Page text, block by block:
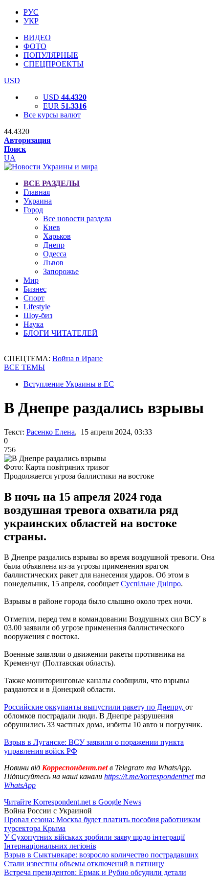
РУС
УКР
ВИДЕО
ФОТО
ПОПУЛЯРНЫЕ
СПЕЦПРОЕКТЫ
USD
USD 44.4320
EUR 51.3316
Все курсы валют
44.4320
Авторизация
Поиск
UA
ВСЕ РАЗДЕЛЫ
Главная
Украина
Город
Все новости раздела
Киев
Харьков
Днепр
Одесса
Львов
Запорожье
Мир
Бизнес
Спорт
Lifestyle
Шоу-биз
Наука
БЛОГИ ЧИТАТЕЛЕЙ
СПЕЦТЕМА: Война в Иране
ВСЕ ТЕМЫ
Вступление Украины в ЕС
В Днепре раздались взрывы
Текст: Расенко Елена, 15 апреля 2024, 03:33
0
756
Фото: Карта повітряних тривог
Продолжается угроза баллистики на востоке
В ночь на 15 апреля 2024 года
воздушная тревога охватила ряд
украинских областей на востоке
страны.
В Днепре раздались взрывы во время воздушной тревоги. Она
была объявлена из-за угрозы применения врагом
баллистических ракет для нанесения ударов. Об этом в
понедельник, 15 апреля, сообщает Суспільне Дніпро.
Взрывы в районе города было слышно около трех ночи.
Отметим, перед тем в командовании Воздушных сил ВСУ в
03.00 заявили об угрозе применения баллистического
вооружения с востока.
Военные заявляли о движении ракеты противника на
Кременчуг (Полтавская область).
Также мониторинговые каналы сообщили, что взрывы
раздаются и в Донецкой области.
Российские оккупанты выпустили ракету по Днепру, от
обломков пострадали люди. В Днепре разрушения
обрушились 33 частных дома, избиты 10 авто и погрузчик.
Взрыв в Луганске: ВСУ заявили о поражении пункта
управления войск РФ
Новини від Корреспондент.netв Telegram та WhatsApp.
Підписуйтесь на наші канали https://t.me/korrespondentnetта
WhatsApp
Читайте Korrespondent.net в Google News
Война России с Украиной
Провал сезона: Москва будет платить пособия работникам
турсектора Крыма
У Сухопутних військах зробили заяву щодо інтеграції
Інтернаціональних легіонів
Взрыв в Сыктывкаре: возросло количество пострадавших
Стали известны объемы отключений в пятницу
Встреча президентов: Ермак и Рубио обсудили детали